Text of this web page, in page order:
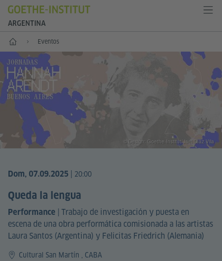
ARGENTINA
Inicio Eventos
Dom, 07.09.2025 20:00
Queda la lengua
Performance | Trabajo de investigación y puesta en
escena de una obra performática comisionada a las artistas
Laura Santos (Argentina) y Felicitas Friedrich (Alemania)
Cultural San Martín , CABA
© Design: Goethe-Institut/Jael Díaz Vila